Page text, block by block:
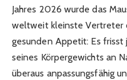
Jahres 2026 wurde das
weltweit kleinste Vertreter
gesunden Appetit: Es
seines Körpergewichts an
überaus anpassungsfähig